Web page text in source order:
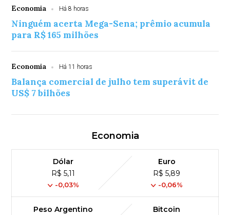
Economia Há 8 horas
Ninguém acerta Mega-Sena; prêmio acumula
para R$ 165 milhões
Economia Há 11 horas
Balança comercial de julho tem superávit de
US$ 7 bilhões
Economia
Dólar
R$ 5,11
-0,03%
Euro
R$ 5,89
-0,06%
Peso Argentino
Bitcoin